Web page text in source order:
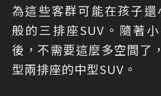
為這些客群可能在孩子還
般的三排座SUV。隨著
後，不需要這麼多空間了
型兩排座的中型SUV。